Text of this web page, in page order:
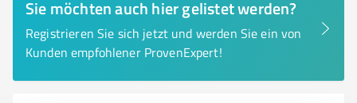
Sie möchten auch hier gelistet werden?
Registrieren Sie sich jetzt und werden Sie ein von
Kunden empfohlener ProvenExpert!